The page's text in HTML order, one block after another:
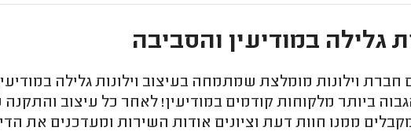
גלילה במודיעין והסביבה
וילונות מומלצת שמתמחה בעיצוב וילונות גלילה
ביותר מלקוחות קודמים במודיעין! לאחר כל עיצוב והתקנה
ממנו חוות דעת וציונים אודות השירות ומעדכנים את